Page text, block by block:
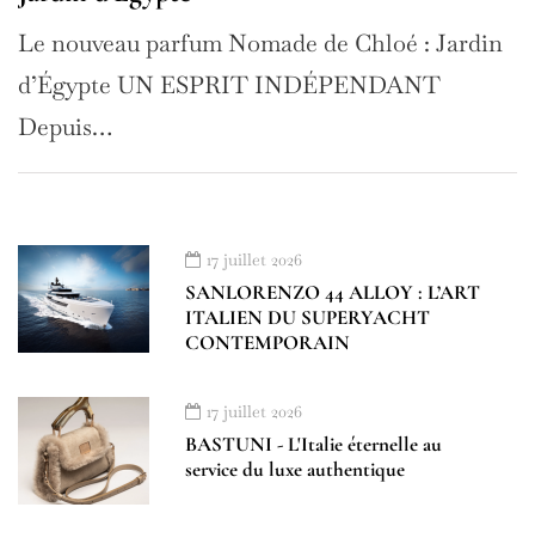
Le nouveau parfum Nomade de Chloé : Jardin
d’Égypte UN ESPRIT INDÉPENDANT
Depuis…
17 juillet 2026
SANLORENZO 44 ALLOY : L’ART
ITALIEN DU SUPERYACHT
CONTEMPORAIN
17 juillet 2026
BASTUNI - L'Italie éternelle au
service du luxe authentique